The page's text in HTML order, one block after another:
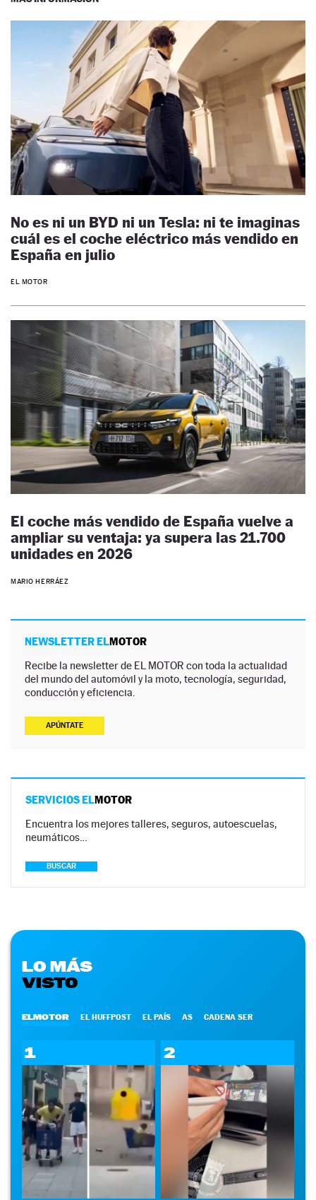
No es ni un BYD ni un Tesla: ni te imaginas
cuál es el coche eléctrico más vendido en
España en julio
EL MOTOR
El coche más vendido de España vuelve a
ampliar su ventaja: ya supera las 21.700
unidades en 2026
MARIO HERRÁEZ
NEWSLETTER ELMOTOR
Recibe la newsletter de EL MOTOR con toda la actualidad
del mundo del automóvil y la moto, tecnología, seguridad,
conducción y eficiencia.
APÚNTATE
SERVICIOS ELMOTOR
Encuentra los mejores talleres, seguros, autoescuelas,
neumáticos…
BUSCAR
LO MÁS
VISTO
ELMOTOR EL HUFFPOST EL PAÍS AS CADENA SER
1 2